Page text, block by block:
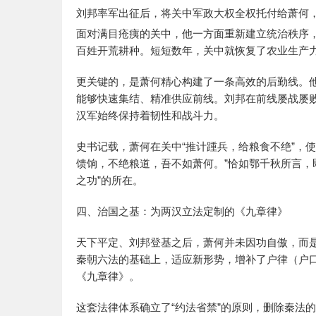
刘邦率军出征后，将关中军政大权全权托付给萧何
面对满目疮痍的关中，他一方面重新建立统治秩序
百姓开荒耕种。短短数年，关中就恢复了农业生产
更关键的，是萧何精心构建了一条高效的后勤线
能够快速集结、精准供应前线。刘邦在前线屡战
汉军始终保持着韧性和战斗力。
史书记载，萧何在关中“推计踵兵，给粮食不绝”，
馈饷，不绝粮道，吾不如萧何。”恰如鄂千秋所言
之功”的所在。
四、治国之基：为两汉立法定制的《九章律》
天下平定、刘邦登基之后，萧何并未因功自傲，
秦朝六法的基础上，适应新形势，增补了户律（
《九章律》。
这套法律体系确立了“约法省禁”的原则，删除秦法